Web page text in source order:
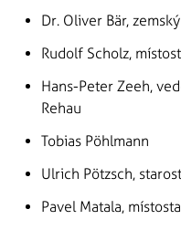
Dr. Oliver Bär,
Rudolf Scholz,
Hans-Peter Zeeh,
Rehau
Tobias Pöhlmann
Ulrich Pötzsch,
Pavel Matala,